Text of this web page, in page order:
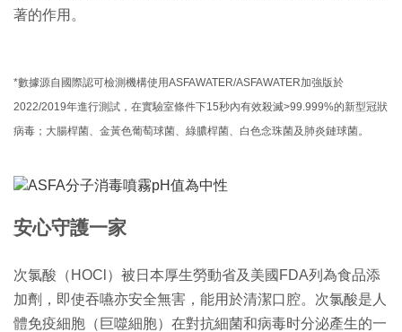
著的作用。
*數據源自國際認可檢測機構使用ASFAWATER/ASFAWATER加強版於
2022/2019年進行測試，在實驗室條件下15秒內有效殺滅>99.999%的新型冠狀
病毒；大腸桿菌、金黃色葡萄球菌、綠膿桿菌、白色念珠菌及肺炎鏈球菌。
安心守護一家
次氯酸 （ HOCl ） 被日本厚生勞動省及美國FDA列為食品添
加劑，即使吞嚥亦安全無害，能用於清潔口腔。 次氯酸是人
體免疫細胞（巨噬細胞） 在對抗細菌和病毒时分泌產生的一